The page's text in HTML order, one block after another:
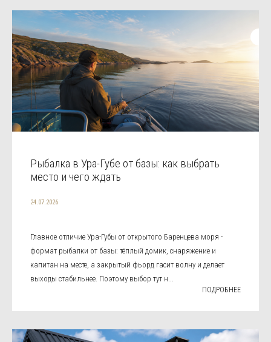
Рыбалка в Ура-Губе от базы: как выбрать
место и чего ждать
24.07.2026
Главное отличие Ура-Губы от открытого Баренцева моря -
формат рыбалки от базы: тёплый домик, снаряжение и
капитан на месте, а закрытый фьорд гасит волну и делает
выходы стабильнее. Поэтому выбор тут н...
ПОДРОБНЕЕ